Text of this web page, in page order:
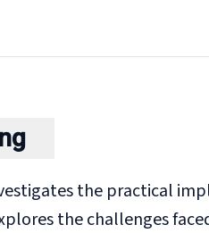
the practical
the challenges